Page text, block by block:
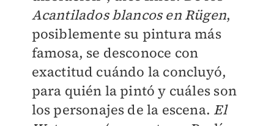
Acantilados blancos en Rügen,
posiblemente su pintura más
famosa, se desconoce con
exactitud cuándo la concluyó,
para quién la pintó y cuáles son
los personajes de la escena. El